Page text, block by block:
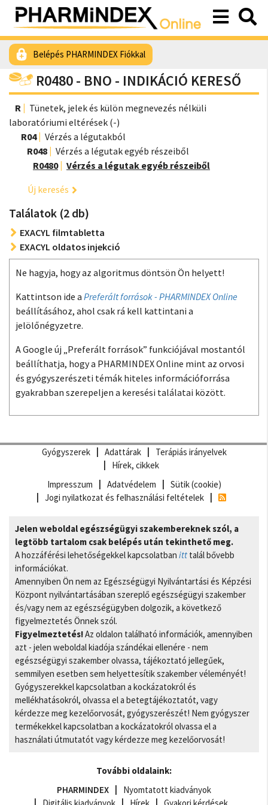
Belépés PHARMINDEX Fiókkal
R0480 - BNO - INDIKÁCIÓ KERESŐ
R
Tünetek, jelek és külön megnevezés nélküli
laboratóriumi eltérések (-)
R04
Vérzés a légutakból
R048
Vérzés a légutak egyéb részeiből
R0480
Vérzés a légutak egyéb részeiből
Új keresés
Találatok (2 db)
EXACYL filmtabletta
EXACYL oldatos injekció
Ne hagyja, hogy az algoritmus döntsön Ön helyett!
Kattintson ide a Preferált források - PHARMINDEX Online
beállításához, ahol csak rá kell kattintani a
jelölőnégyzetre.
A Google új „Preferált források” funkciójával mostantól
beállíthatja, hogy a PHARMINDEX Online mint az orvosi
és gyógyszerészeti témák hiteles információforrása
gyakrabban szerepeljen a keresési találatai között.
Gyógyszerek Adattárak
Terápiás irányelvek
Hírek, cikkek
Impresszum
Adatvédelem
Sütik (cookie)
Jogi nyilatkozat és felhasználási feltételek
Jelen weboldal egészségügyi szakembereknek szól, a
legtöbb tartalom csak belépés után tekinthető meg.
A hozzáférési lehetőségekkel kapcsolatban itt talál bővebb
információkat.
Amennyiben Ön nem az Egészségügyi Nyilvántartási és Képzési
Központ nyilvántartásában szereplő egészségügyi szakember
és/vagy nem az egészségügyben dolgozik, a következő
figyelmeztetés Önnek szól.
Figyelmeztetés!Az oldalon található információk, amennyiben
azt - jelen weboldal kiadója szándékai ellenére - nem
egészségügyi szakember olvassa, tájékoztató jellegűek,
semmilyen esetben sem helyettesítik szakember véleményét!
Gyógyszerekkel kapcsolatban a kockázatokról és
mellékhatásokról, olvassa el a betegtájékoztatót, vagy
kérdezze meg kezelőorvosát, gyógyszerészét! Nem gyógyszer
termékekkel kapcsolatban a kockázatokról olvassa el a
használati útmutatót vagy kérdezze meg kezelőorvosát!
További oldalaink:
PHARMINDEX
Nyomtatott kiadványok